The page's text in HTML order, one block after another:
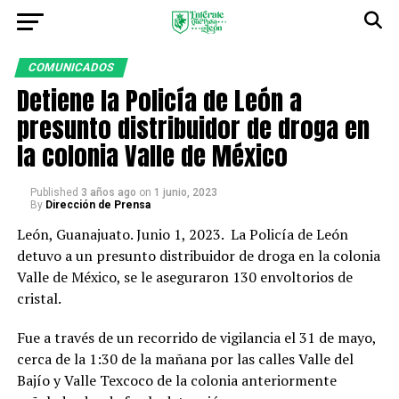
COMUNICADOS
Detiene la Policía de León a
presunto distribuidor de droga en
la colonia Valle de México
Published 3 años ago on 1 junio, 2023
By Dirección de Prensa
León, Guanajuato. Junio 1, 2023. La Policía de León
detuvo a un presunto distribuidor de droga en la colonia
Valle de México, se le aseguraron 130 envoltorios de
cristal.
Fue a través de un recorrido de vigilancia el 31 de mayo,
cerca de la 1:30 de la mañana por las calles Valle del
Bajío y Valle Texcoco de la colonia anteriormente